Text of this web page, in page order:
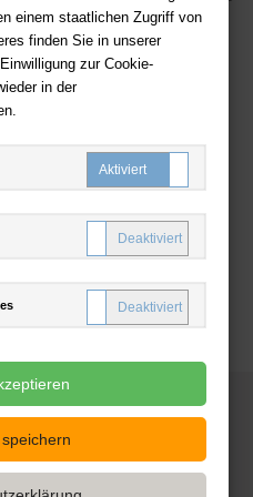
einem staatlichen Zugriff von
finden Sie in unserer
zur Cookie-
in der
ein Angebot der